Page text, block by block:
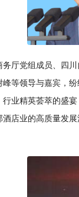
厅党组成员、四
等领导与嘉宾，
业精英荟萃的盛
店业的高质量发